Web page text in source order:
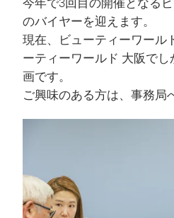
今年で3回目の開催となる
のバイヤーを迎えます。
現在、ビューティーワール
ーティーワールド 大阪で
画です。
ご興味のある方は、事務局